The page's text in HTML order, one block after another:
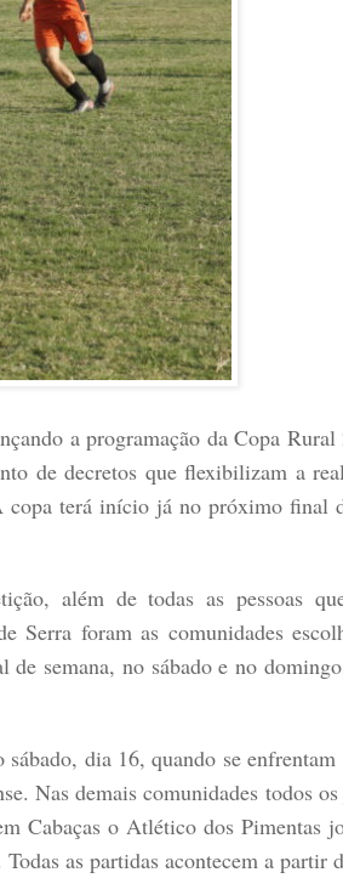
a programação da Copa Rural
de decretos que flexibilizam a
copa terá início já no próximo final
além de todas as pessoas
Serra foram as comunidades
semana, no sábado e no
dia 16, quando se enfrentam
Nas demais comunidades todos
Cabaças o Atlético dos Pimentas
as partidas acontecem a partir